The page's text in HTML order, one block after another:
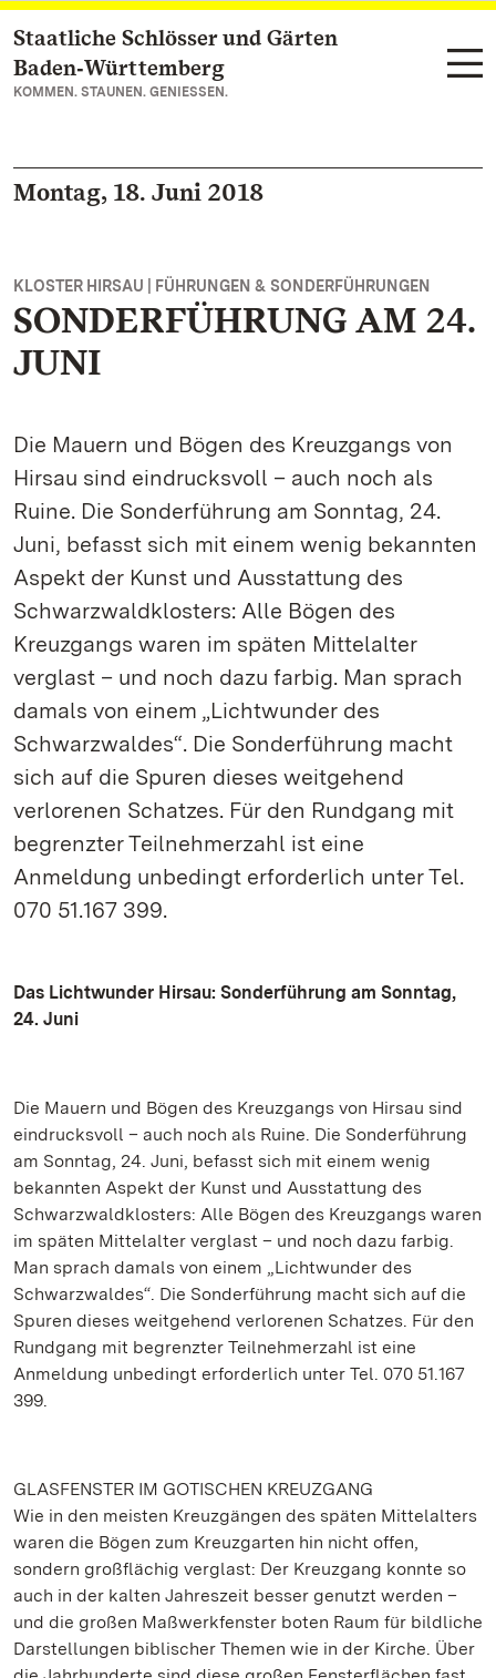
Zum Hauptinhalt springen
Staatliche Schlösser und Gärten
Baden‑Württemberg
KOMMEN. STAUNEN. GENIESSEN.
Montag, 18. Juni 2018
KLOSTER HIRSAU | FÜHRUNGEN & SONDERFÜHRUNGEN
SONDERFÜHRUNG AM 24.
JUNI
Die Mauern und Bögen des Kreuzgangs von
Hirsau sind eindrucksvoll – auch noch als
Ruine. Die Sonderführung am Sonntag, 24.
Juni, befasst sich mit einem wenig bekannten
Aspekt der Kunst und Ausstattung des
Schwarzwaldklosters: Alle Bögen des
Kreuzgangs waren im späten Mittelalter
verglast – und noch dazu farbig. Man sprach
damals von einem „Lichtwunder des
Schwarzwaldes“. Die Sonderführung macht
sich auf die Spuren dieses weitgehend
verlorenen Schatzes. Für den Rundgang mit
begrenzter Teilnehmerzahl ist eine
Anmeldung unbedingt erforderlich unter Tel.
070 51.167 399.
Das Lichtwunder Hirsau: Sonderführung am Sonntag,
24. Juni
Die Mauern und Bögen des Kreuzgangs von Hirsau sind
eindrucksvoll – auch noch als Ruine. Die Sonderführung
am Sonntag, 24. Juni, befasst sich mit einem wenig
bekannten Aspekt der Kunst und Ausstattung des
Schwarzwaldklosters: Alle Bögen des Kreuzgangs waren
im späten Mittelalter verglast – und noch dazu farbig.
Man sprach damals von einem „Lichtwunder des
Schwarzwaldes“. Die Sonderführung macht sich auf die
Spuren dieses weitgehend verlorenen Schatzes. Für den
Rundgang mit begrenzter Teilnehmerzahl ist eine
Anmeldung unbedingt erforderlich unter Tel. 070 51.167
399.
GLASFENSTER IM GOTISCHEN KREUZGANG
Wie in den meisten Kreuzgängen des späten Mittelalters
waren die Bögen zum Kreuzgarten hin nicht offen,
sondern großflächig verglast: Der Kreuzgang konnte so
auch in der kalten Jahreszeit besser genutzt werden –
und die großen Maßwerkfenster boten Raum für bildliche
Darstellungen biblischer Themen wie in der Kirche. Über